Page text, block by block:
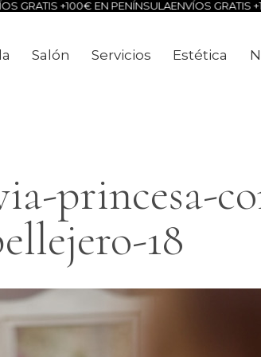
GRATIS +100€ EN PENÍNSULAENVÍOS GRATIS
Salón Servicios Estética
princesa-
18